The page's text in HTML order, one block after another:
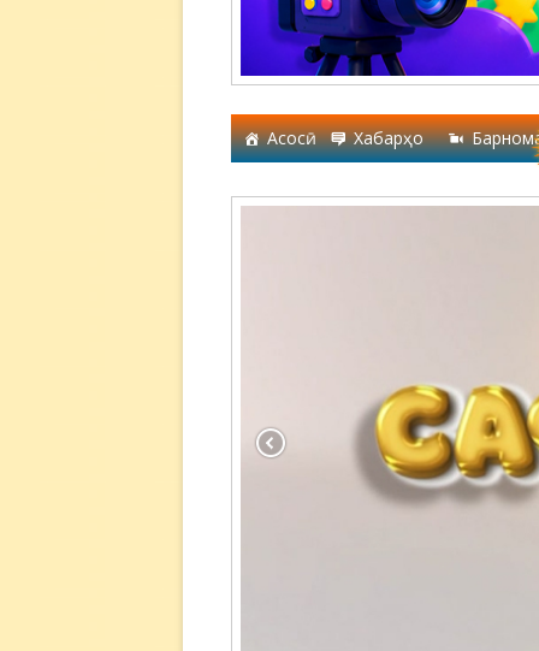
Асосӣ Хабарҳо